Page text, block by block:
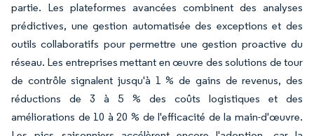
partie. Les plateformes avancées combinent des analyses
prédictives, une gestion automatisée des exceptions et des
outils collaboratifs pour permettre une gestion proactive du
réseau. Les entreprises mettant en œuvre des solutions de tour
de contrôle signalent jusqu'à 1 % de gains de revenus, des
réductions de 3 à 5 % des coûts logistiques et des
améliorations de 10 à 20 % de l'efficacité de la main-d'œuvre.